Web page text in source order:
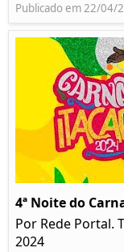
Publicado em 22/04/
4ª Noite do
Por Rede Portal.
2024